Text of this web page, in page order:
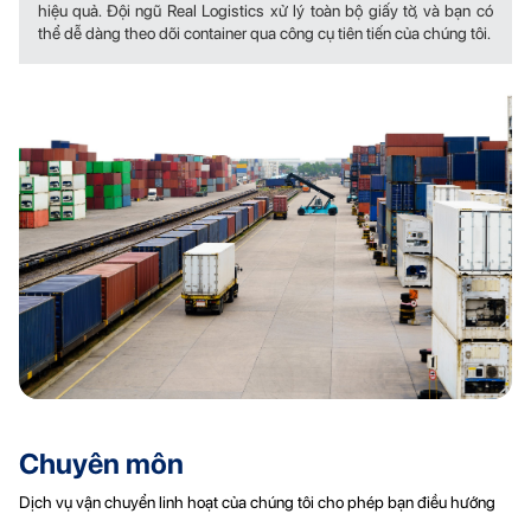
hiệu quả. Đội ngũ Real Logistics xử lý toàn bộ giấy tờ, và bạn có
thể dễ dàng theo dõi container qua công cụ tiên tiến của chúng tôi.
Chuyên môn
Dịch vụ vận chuyển linh hoạt của chúng tôi cho phép bạn điều hướng